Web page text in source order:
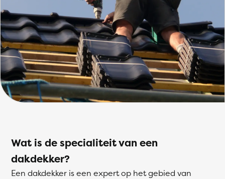
Wat is de specialiteit van een
dakdekker?
Een dakdekker is een expert op het gebied van